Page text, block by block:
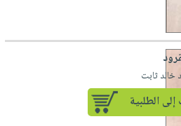
خالد ثابت
الطلبية